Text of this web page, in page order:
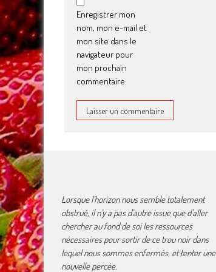
Enregistrer mon
nom, mon e-mail et
mon site dans le
navigateur pour
mon prochain
commentaire.
Lorsque l’horizon nous semble totalement
obstrué, il n’y a pas d’autre issue que d’aller
chercher au fond de soi les ressources
nécessaires pour sortir de ce trou noir dans
lequel nous sommes enfermés, et tenter une
nouvelle percée.